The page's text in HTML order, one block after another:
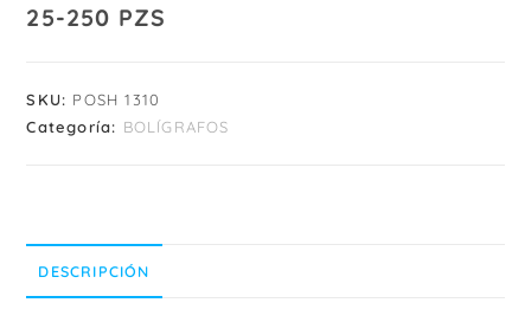
25-250 PZS
SKU: POSH 1310
Categoría: BOLÍGRAFOS
DESCRIPCIÓN